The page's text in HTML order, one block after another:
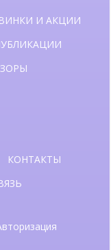
И АКЦИИ
КОНТАКТЫ